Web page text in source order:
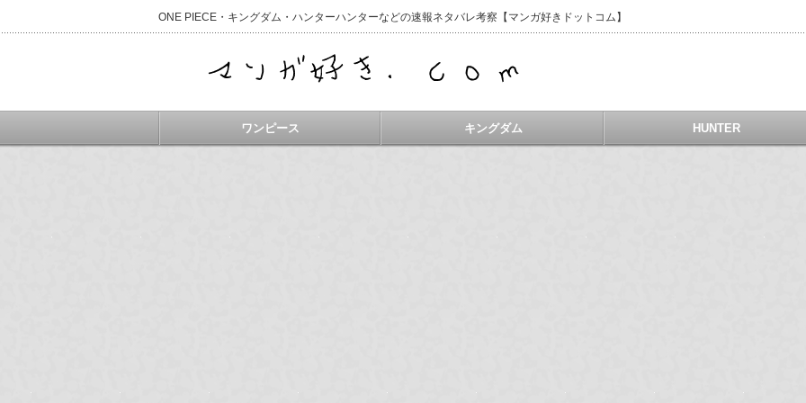
ONE PIECE・キングダム・ハンターハンターなどの速報ネタバレ考察【マンガ好きドットコム】
ワンピース キングダム HUNTER